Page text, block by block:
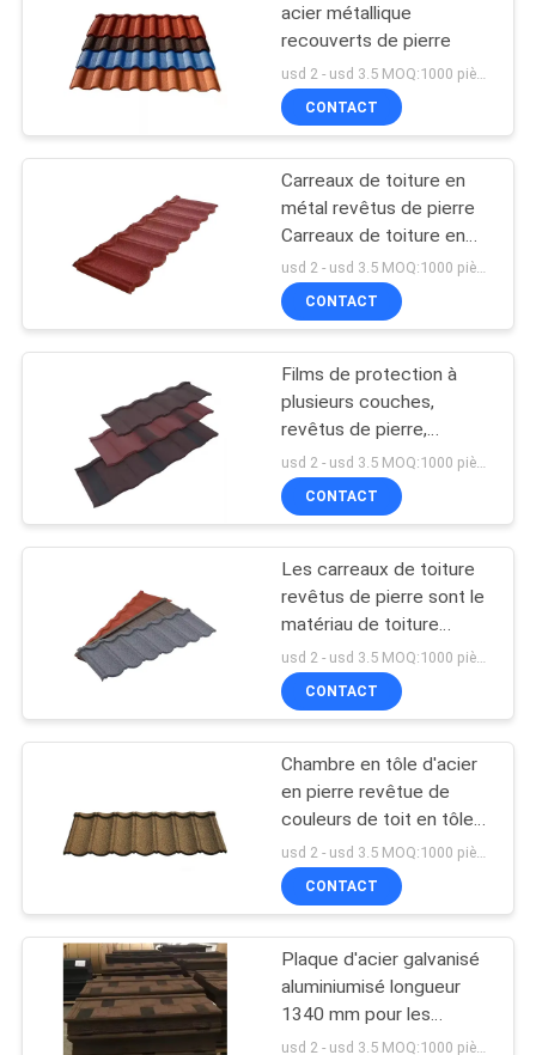
QUALITÉ
NOUS
UNE
CITATION
PLAN
DE
CONFIDENTIALITÉ
Tuiles de toit de
PVC
Tuiles de toit
d'isolation
thermique
50
Feuilles de toiture
d'UPVC
41
Feuilles couvrantes
transparentes
49
26
acier métallique
recouverts de pierre
CONTACT
Carreaux de toiture en
métal revêtus de pierre
Carreaux de toiture en
bardeaux métalliques
usd 2 - usd 3.5 MOQ:1000 pièces
CONTACT
Films de protection à
plusieurs couches,
revêtus de pierre,
carreaux de toits,
matériaux durables et
non combustibles
usd 2 - usd 3.5 MOQ:1000 pièces
CONTACT
Les carreaux de toiture
revêtus de pierre sont le
matériau de toiture
ultime pour une
protection durable
CONTACT
Chambre en tôle d'acier
en pierre revêtue de
couleurs de toit en tôle
de maison Style de
conception traditionnel
CONTACT
Plaque d'acier galvanisé
aluminiumisé longueur
1340 mm pour les
carreaux de toiture